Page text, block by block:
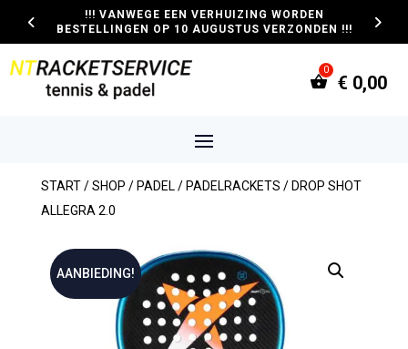
!!! VANWEGE EEN VERHUIZING WORDEN
BESTELLINGEN OP 10 AUGUSTUS VERZONDEN !!!
€ 0,00
START/SHOP / PADEL / PADELRACKETS / DROP SHOT
ALLEGRA 2.0
AANBIEDING!